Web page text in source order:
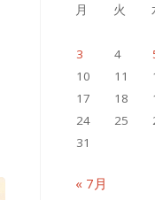
月
火
3
4
10
11
17
18
24
25
31
« 7月